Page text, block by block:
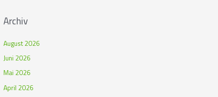
Archiv
August 2026
Juni 2026
Mai 2026
April 2026